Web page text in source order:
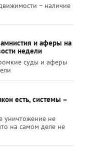
– наличие
и аферы на
недели
суды и аферы
есть, системы –
уничтожение не
на самом деле не